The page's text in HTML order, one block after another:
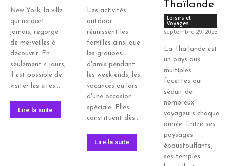
New York, la ville
qui ne dort
jamais, regorge
de merveilles à
découvrir. En
seulement 4 jours,
il est possible de
visiter les sites...
Lire la suite
Les activités
outdoor
réunissent les
familles ainsi que
les groupes
d'amis pendant
les week-ends, les
vacances ou lors
d'une occasion
spéciale. Elles
constituent dès...
Lire la suite
Thaïlande
Loisirs et
Voyages
septembre 29, 2023
La Thaïlande est
un pays aux
multiples
facettes qui
séduit de
nombreux
voyageurs chaque
année. Entre ses
paysages
époustouflants,
ses temples